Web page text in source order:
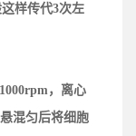
样传代3次左
，离心
混匀后将细胞